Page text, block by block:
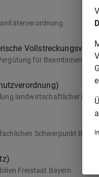
für Beamtinnen
landwirtschaftlicher
Schwerpunkt
Freistaat Bayern